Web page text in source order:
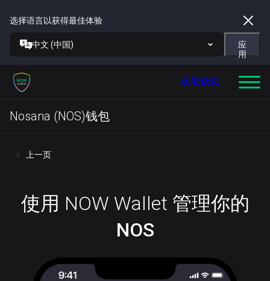
选择语言以获得最佳体验
中文 (中国)
应
用
获取钱包
Nosana (NOS)钱包
上一页
使用 NOW Wallet 管理你的
NOS